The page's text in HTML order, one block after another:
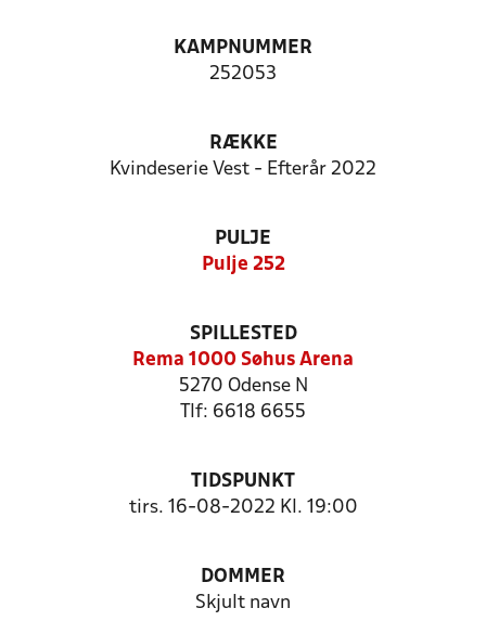
KAMPNUMMER
252053
RÆKKE
Kvindeserie Vest - Efterår 2022
PULJE
Pulje 252
SPILLESTED
Rema 1000 Søhus Arena
5270 Odense N
Tlf: 6618 6655
TIDSPUNKT
tirs. 16-08-2022 Kl. 19:00
DOMMER
Skjult navn